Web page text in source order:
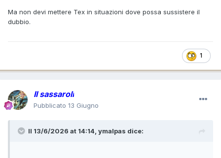
Ma non devi mettere Tex in situazioni dove possa sussistere il
dubbio.
1
Il sassaroli
Pubblicato 13 Giugno
Il 13/6/2026 at 14:14, ymalpas dice: